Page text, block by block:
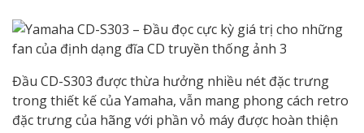
Đầu CD-S303 được thừa hưởng nhiều nét đặc trưng
trong thiết kế của Yamaha, vẫn mang phong cách retro
đặc trưng của hãng với phần vỏ máy được hoàn thiện